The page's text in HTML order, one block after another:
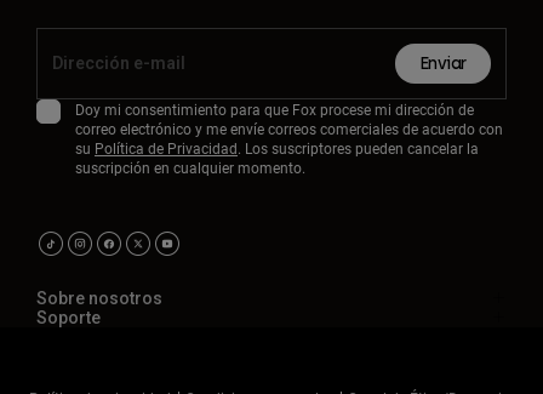
Enviar
Doy mi consentimiento para que Fox procese mi dirección de
correo electrónico y me envíe correos comerciales de acuerdo con
su Política de Privacidad. Los suscriptores pueden cancelar la
suscripción en cualquier momento.
Sobre nosotros
Soporte